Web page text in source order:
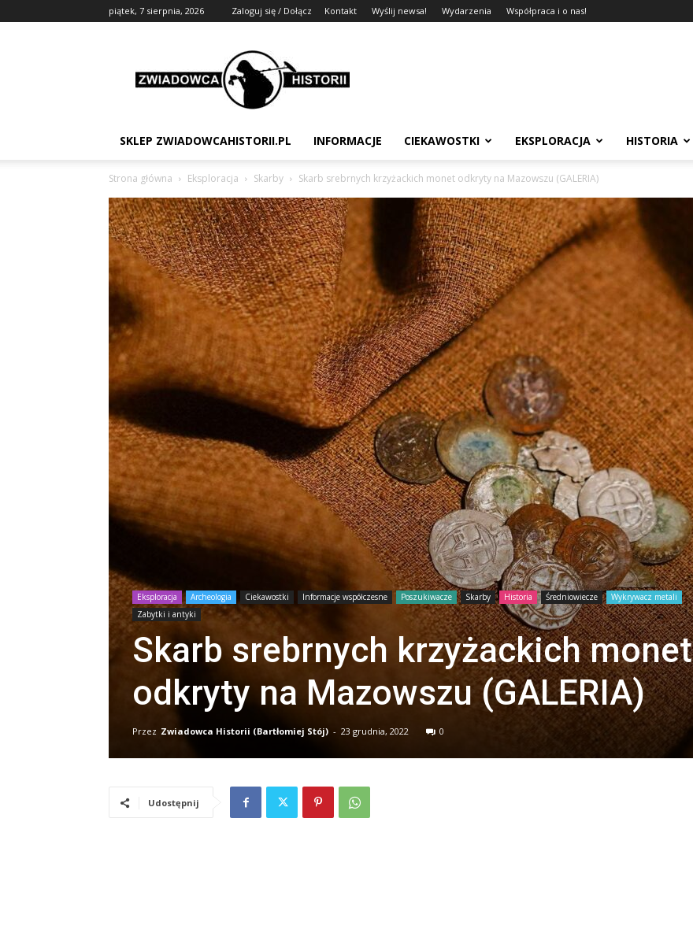
piątek, 7 sierpnia, 2026 Zaloguj się / Dołącz Kontakt Wyślij newsa! Wydarzenia Współpraca i o nas!
Zwiadowca
Historii
SKLEP ZWIADOWCAHISTORII.PL INFORMACJE CIEKAWOSTKI EKSPLORACJA HISTORIA
Strona główna Eksploracja Skarby Skarb srebrnych krzyżackich monet odkryty na Mazowszu (GALERIA)
Eksploracja Archeologia Ciekawostki Informacje współczesne Poszukiwacze Skarby Historia Średniowiecze
Wykrywacz metali
Zabytki i antyki
Skarb srebrnych krzyżackich monet
odkryty na Mazowszu (GALERIA)
Przez Zwiadowca Historii (Bartłomiej Stój) - 23 grudnia, 2022 0
Udostępnij